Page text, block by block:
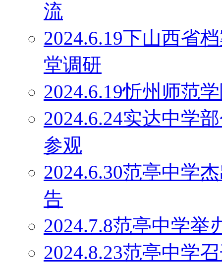
流
2024.6.19下山西省
堂调研
2024.6.19忻州师范
2024.6.24实达中学
参观
2024.6.30范亭中学
告
2024.7.8范亭中学举
2024.8.23范亭中学